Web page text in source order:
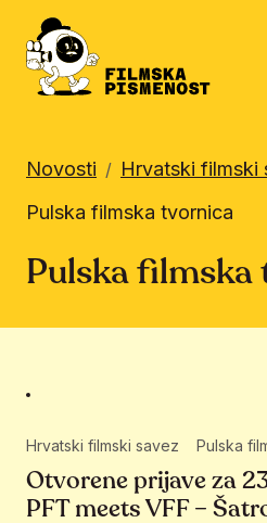
Novosti / Hrvatski filmski
Pulska filmska tvornica
Pulska filmska
Hrvatski filmski savez Pulska
Otvorene prijave za
PFT meets VFF –